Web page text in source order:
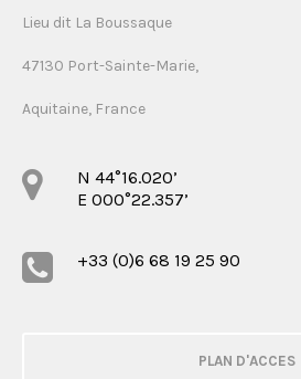
Lieu dit La Boussaque
47130 Port-Sainte-Marie,
Aquitaine, France
N 44°16.020’
E 000°22.357’
+33 (0)6 68 19 25 90
PLAN D'ACCES